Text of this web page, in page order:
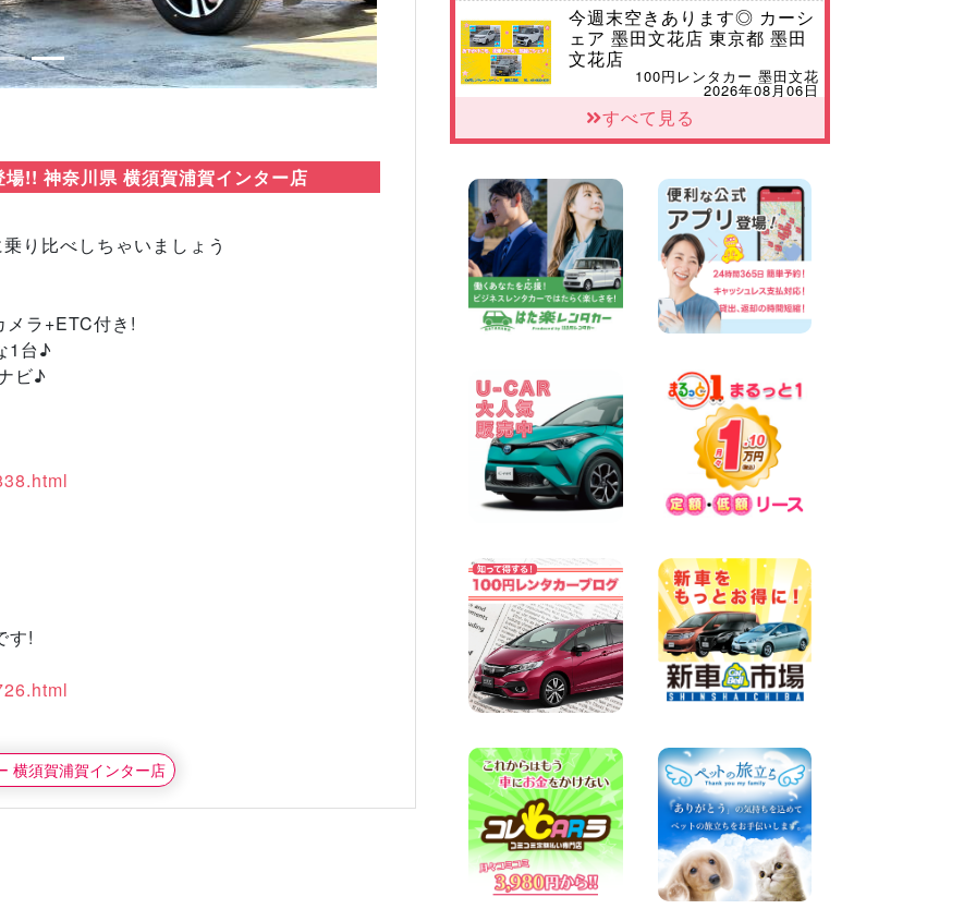
!! 神奈川県 横須賀浦賀インター店
り比べしちゃいましょう
ラ+ETC付き!
1台♪
ビ♪
す!
横須賀浦賀インター店
今週末空きあります◎ カーシ
ェア 墨田文花店 東京都 墨田
文花店
100円レンタカー 墨田文花
2026年08月06日
当社在庫車紹介【軽トラ】ハ
イゼットトラック 神奈川県
100円レンタカー 横浜旭南本宿町
2026年08月06日
横浜弥生台店限定!!夏季特別
キャンペーンのお知らせ!! 神
奈川県 横浜弥生台店
100円レンタカー 横浜弥生台
2026年08月06日
ハイエースワゴンGL!!クルー
る〜!! 福島県 福島笹木野店
100円レンタカー 福島笹木野
2026年08月05日
★S660 作業紹介★ 三重県 四
日市インター店
100円レンタカー 四日市インター
2026年08月05日
※※超格安日額5,800円※※荷物
出雲ドーム前店
100円レンタカー 出雲ドーム前
2026年08月05日
三河安城店 人気のハイブリッ
ドレンタカー♪新型プリウス
ご予約受付中です! 愛知県 三
河安城店
人気のスペイドワゴン ライト
ブルーで登場です! 東京都 羽
田空港店
100円レンタカー 羽田空港
2026年08月04日
【カーシェアのレンタカーが
2台になりました!】 岐阜県 各
務原那加店
すべて見る